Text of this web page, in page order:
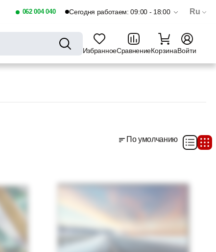
062 004 040 Сегодня работаем: 09:00 - 18:00 Ru
ИзбранноеСравнениеКорзинаВойти
По умолчанию